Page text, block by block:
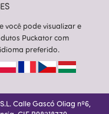
você pode visualizar e
Puckator com
preferido.
Calle Gascó Oliag nº6,